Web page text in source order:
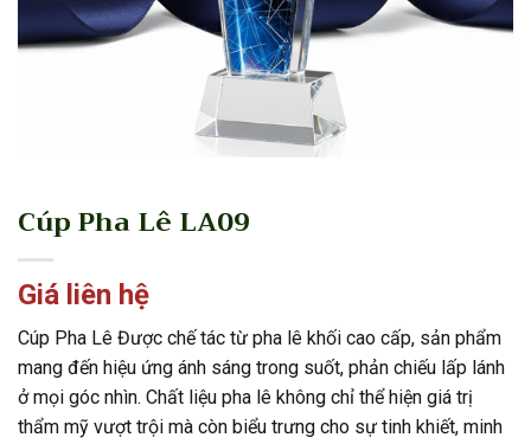
Cúp Pha Lê LA09
Giá liên hệ
Cúp Pha Lê Được chế tác từ pha lê khối cao cấp, sản phẩm
mang đến hiệu ứng ánh sáng trong suốt, phản chiếu lấp lánh
ở mọi góc nhìn. Chất liệu pha lê không chỉ thể hiện giá trị
thẩm mỹ vượt trội mà còn biểu trưng cho sự tinh khiết, minh